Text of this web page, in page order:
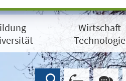
Wirtschaft
Technologie